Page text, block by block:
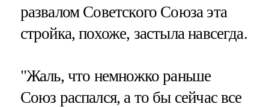
развалом Советского Союза эта
стройка, похоже, застыла навсегда.
"Жаль, что немножко раньше
Союз распался, а то бы сейчас все